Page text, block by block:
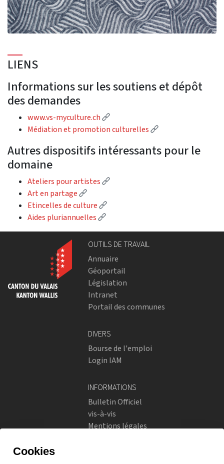
LIENS
Informations sur les soutiens et dépôt
des demandes
www.vs-myculture.ch
(External link)
Médiation et promotion culturelles
(External link)
Autres dispositifs intéressants pour le
domaine
Ateliers pour artistes
(External link)
Art en partage
(External link)
Etincelles de culture
(External link)
Aides pluriannuelles
(External link)
OUTILS DE TRAVAIL
Annuaire
Géoportail
Législation
Intranet
Portail des communes
DIVERS
Bourse de l'emploi
Login IAM
INFORMATIONS
Bulletin Officiel
vis-à-vis
Mentions légales